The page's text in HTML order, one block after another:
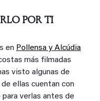
POR TI
en Pollensa y Alcúdia
más filmadas
visto algunas de
ellas cuentan con
verlas antes de